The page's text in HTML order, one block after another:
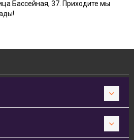
Бассейная, 37. Приходите мы